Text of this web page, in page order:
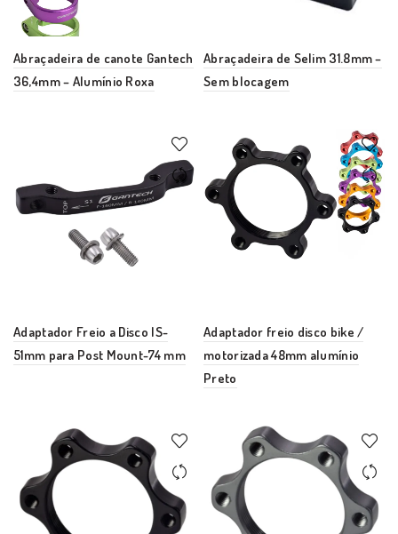
Abraçadeira de canote Gantech
36,4mm – Alumínio Roxa
Abraçadeira de Selim 31.8mm –
Sem blocagem
Adaptador Freio a Disco IS-
51mm para Post Mount-74 mm
Adaptador freio disco bike /
motorizada 48mm alumínio
Preto